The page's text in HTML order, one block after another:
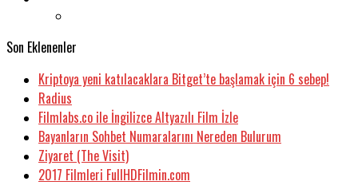
Son Eklenenler
Kriptoya yeni katılacaklara Bitget’te başlamak için 6 sebep!
Radius
Filmlabs.co ile İngilizce Altyazılı Film İzle
Bayanların Sohbet Numaralarını Nereden Bulurum
Ziyaret (The Visit)
2017 Filmleri FullHDFilmin.com